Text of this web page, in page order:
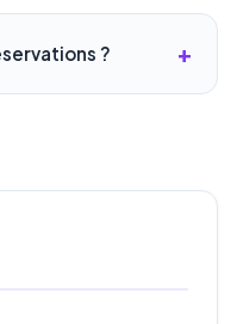
?